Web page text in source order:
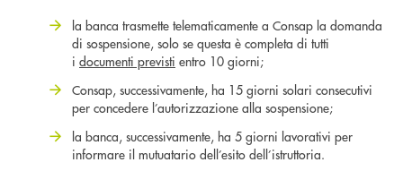
la banca trasmette telematicamente a Consap la domanda
di sospensione, solo se questa è completa di tutti
i documenti previsti entro 10 giorni;
Consap, successivamente, ha 15 giorni solari consecutivi
per concedere l’autorizzazione alla sospensione;
la banca, successivamente, ha 5 giorni lavorativi per
informare il mutuatario dell’esito dell’istruttoria.